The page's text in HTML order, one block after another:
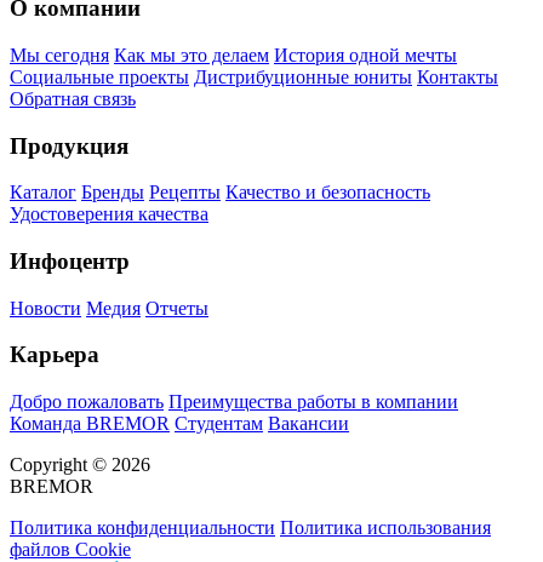
О компании
Мы сегодня Как мы это делаем История одной мечты
Социальные проекты Дистрибуционные юниты Контакты
Обратная связь
Продукция
Каталог Бренды Рецепты Качество и безопасность
Удостоверения качества
Инфоцентр
Новости Медия Отчеты
Карьера
Добро пожаловать Преимущества работы в компании
Команда BREMOR Студентам Вакансии
Copyright © 2026
BREMOR
Политика конфиденциальности Политика использования
файлов Cookie